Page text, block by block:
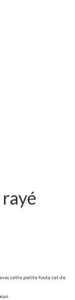
cette petite fouta set de